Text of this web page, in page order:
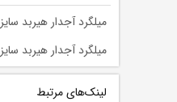
میلگرد آجدار هیربد سایز 10
میلگرد آجدار هیربد سایز 10
لينك‌های مرتبط